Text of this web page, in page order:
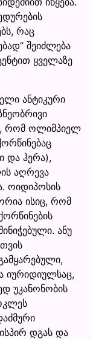
რაც
შეიძლება
ყველაზე
ანტიკური
რომ ოლიმპიელ
და ჰერა),
აღრევა
ოიდიპოსის
ისიც, რომ
ანუ
იურიდიულსაც,
უკანონობის
დგას და